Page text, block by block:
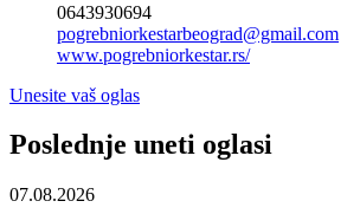
0643930694
pogrebniorkestarbeograd@gmail.com
www.pogrebniorkestar.rs/
Unesite vaš oglas
Poslednje uneti oglasi
07.08.2026